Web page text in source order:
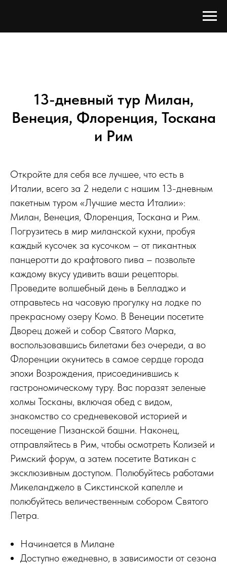
13-дневный тур Милан,
Венеция, Флоренция, Тоскана
и Рим
Откройте для себя все лучшее, что есть в
Италии, всего за 2 недели с нашим 13-дневным
пакетным туром «Лучшие места Италии»:
Милан, Венеция, Флоренция, Тоскана и Рим.
Погрузитесь в мир миланской кухни, пробуя
каждый кусочек за кусочком – от пикантных
панцеротти до крафтового пива – позвольте
каждому вкусу удивить ваши рецепторы.
Проведите волшебный день в Белладжо и
отправьтесь на часовую прогулку на лодке по
прекрасному озеру Комо. В Венеции посетите
Дворец дожей и собор Святого Марка,
воспользовавшись билетами без очереди, а во
Флоренции окунитесь в самое сердце города
эпохи Возрождения, присоединившись к
гастрономическому туру. Вас поразят зеленые
холмы Тосканы, включая обед с видом,
знакомство со средневековой историей и
посещение Пизанской башни. Наконец,
отправляйтесь в Рим, чтобы осмотреть Колизей и
Римский форум, а затем посетите Ватикан с
эксклюзивным доступом. Полюбуйтесь работами
Микеланджело в Сикстинской капелле и
полюбуйтесь величественным собором Святого
Петра.
Начинается в Милане
Доступно ежедневно, в зависимости от сезона